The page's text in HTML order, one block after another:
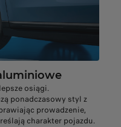
osiągi.
ponadczasowy styl z
prowadzenie,
charakter pojazdu.